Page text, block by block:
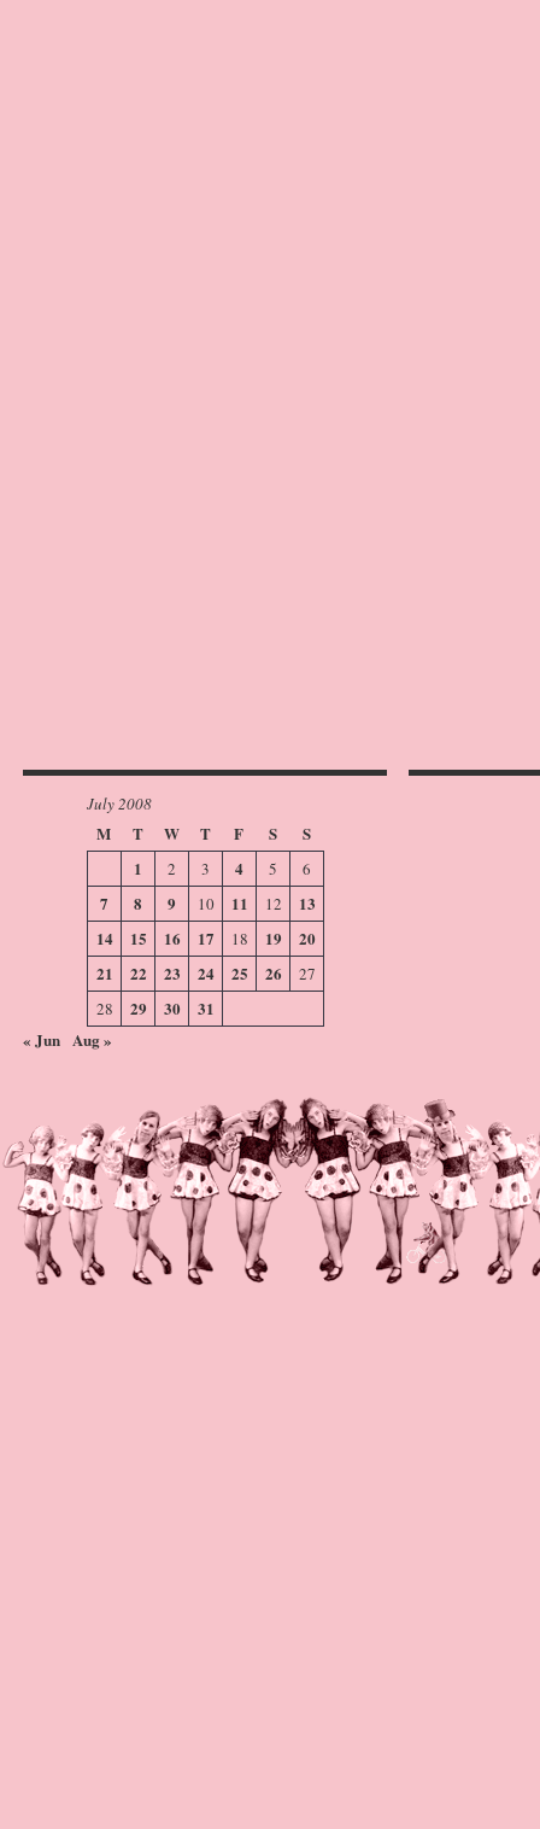
July 2008
M T W T F S
S
1
2 3 4 5 6
7 8 9 10 11 12
13
14
15 16 17 18 19
20
21
22 23 24 25 26
27
28
29 30
31
« Jun Aug »